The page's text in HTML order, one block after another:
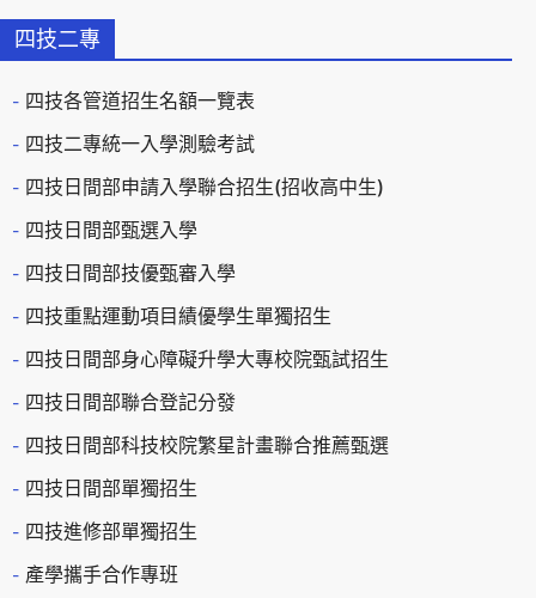
四技二專
四技各管道招生名額一覽表
四技二專統一入學測驗考試
四技日間部申請入學聯合招生(招收高中生)
四技日間部甄選入學
四技日間部技優甄審入學
四技重點運動項目績優學生單獨招生
四技日間部身心障礙升學大專校院甄試招生
四技日間部聯合登記分發
四技日間部科技校院繁星計畫聯合推薦甄選
四技日間部單獨招生
四技進修部單獨招生
產學攜手合作專班